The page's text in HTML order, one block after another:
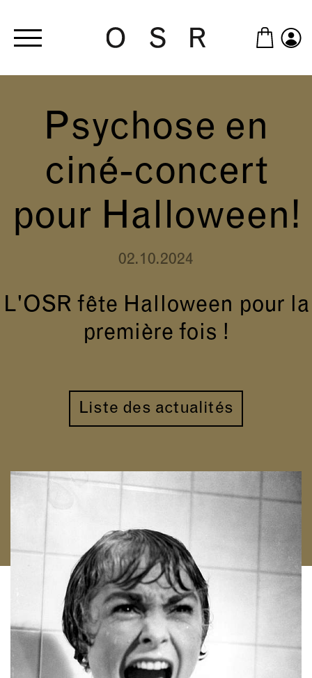
Psychose en
ciné-concert
pour Halloween!
02.10.2024
L'OSR fête Halloween pour la
première fois !
Liste des actualités